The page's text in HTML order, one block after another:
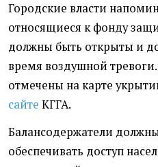
Городские власти
относящиеся к фонду
должны быть открыты и
время воздушной
отмечены на карте
сайте КГГА.
Балансодержатели
обеспечивать доступ